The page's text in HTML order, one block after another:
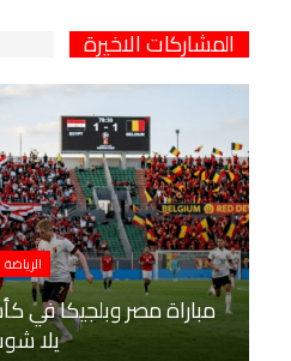
المشاركات الاخيرة
الرياضة
مباراة مصر وبلجيكا في
يلا